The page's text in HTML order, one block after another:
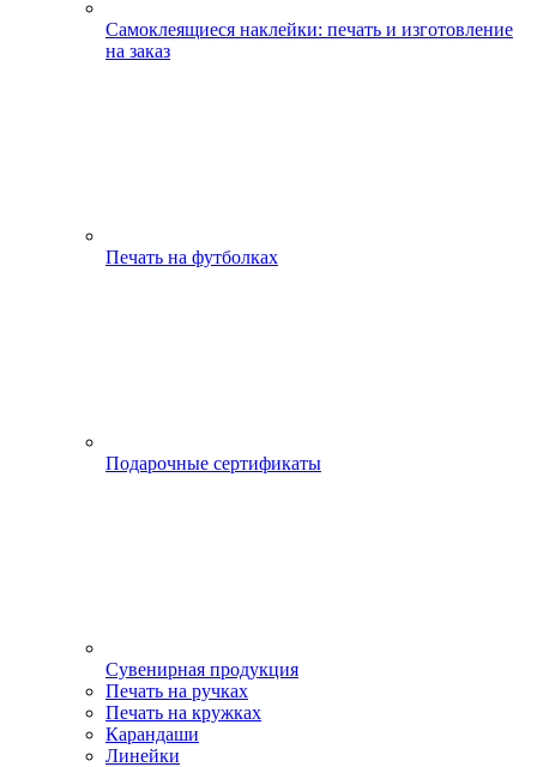
Самоклеящиеся наклейки: печать и изготовление
на заказ
Печать на футболках
Подарочные сертификаты
Сувенирная продукция
Печать на ручках
Печать на кружках
Карандаши
Линейки